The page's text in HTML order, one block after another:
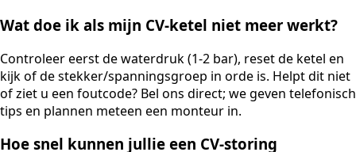
Wat doe ik als mijn CV-ketel niet meer werkt?
Controleer eerst de waterdruk (1-2 bar), reset de ketel en
kijk of de stekker/spanningsgroep in orde is. Helpt dit niet
of ziet u een foutcode? Bel ons direct; we geven telefonisch
tips en plannen meteen een monteur in.
Hoe snel kunnen jullie een CV-storing